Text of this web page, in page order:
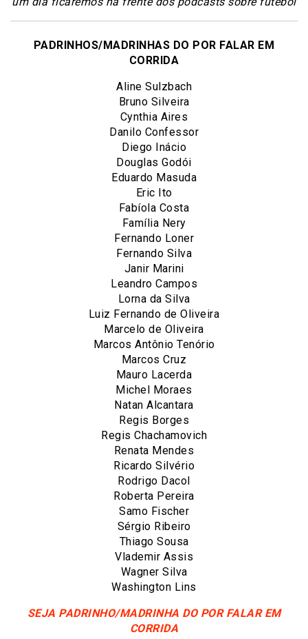
PADRINHOS/MADRINHAS DO POR FALAR EM
CORRIDA
Aline Sulzbach
Bruno Silveira
Cynthia Aires
Danilo Confessor
Diego Inácio
Douglas Godói
Eduardo Masuda
Eric Ito
Fabíola Costa
Família Nery
Fernando Loner
Fernando Silva
Janir Marini
Leandro Campos
Lorna da Silva
Luiz Fernando de Oliveira
Marcelo de Oliveira
Marcos Antônio Tenório
Marcos Cruz
Mauro Lacerda
Michel Moraes
Natan Alcantara
Regis Borges
Regis Chachamovich
Renata Mendes
Ricardo Silvério
Rodrigo Dacol
Roberta Pereira
Samo Fischer
Sérgio Ribeiro
Thiago Sousa
Vlademir Assis
Wagner Silva
Washington Lins
SEJA PADRINHO/MADRINHA DO POR FALAR EM
CORRIDA